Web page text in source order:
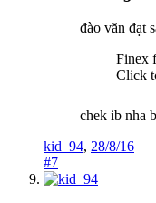
đào văn đạt
Finex
Click
chek ib nha
kid_94, 28/8/16
#7